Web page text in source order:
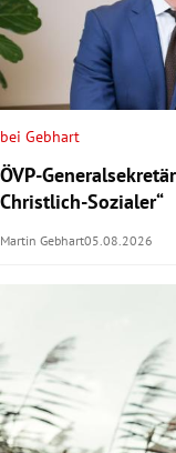
bei Gebhart
ÖVP-
Christlich-Sozialer“
Martin Gebhart05.08.2026